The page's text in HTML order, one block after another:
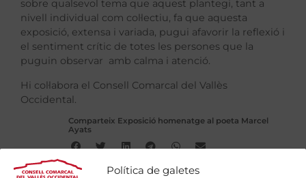
Política de galetes
sobre qualsevol tema que aquest plantegi, tant a
nivell individual com col·lectiu, fa que aquesta
exposició, extensa i variada, pugui afavorir la reflexió i
el sentiment crític de totes les persones que la
puguin observar amb calma i atenció.
Hi col·labora el Consell Comarcal del Vallès
Occidental.
Comparteix Exposició homenatge al poeta Marcel
Ayats